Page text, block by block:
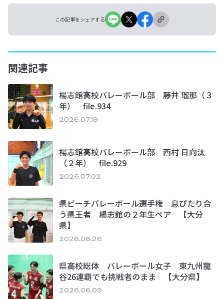
この記事をシェアする
関連記事
楊志館高校バレーボール部 藤井 瑠那（３
年） file.934
2026.07.19
楊志館高校バレーボール部 西村 日向汰
（２年） file.929
2026.07.02
県ビーチバレーボール選手権 息ぴたり合
う県王者 楊志館の２年生ペア 【大分
県】
2026.06.26
県高校総体 バレーボール女子 東九州龍
谷26連覇でも挑戦者のまま 【大分県】
2026.06.09